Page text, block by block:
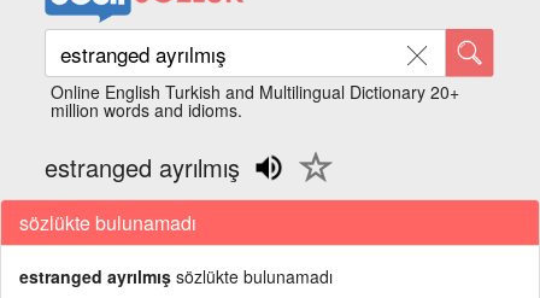
Online English Turkish and Multilingual Dictionary 20+
million words and idioms.
estranged ayrılmış
sözlükte bulunamadı
estranged ayrılmış sözlükte bulunamadı